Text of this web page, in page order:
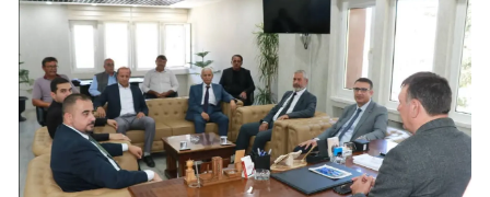
Hakkari
Hatay
Isparta
Mersin